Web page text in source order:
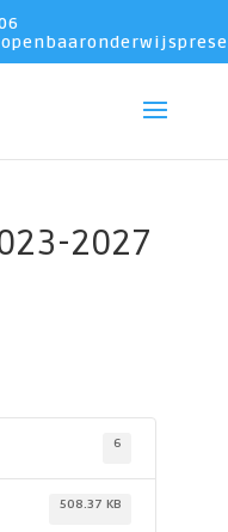
2027
6
508.37 KB